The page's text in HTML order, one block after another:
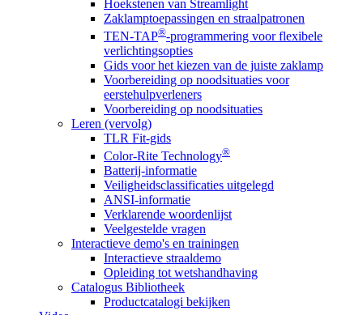
Hoekstenen van Streamlight
Zaklamptoepassingen en straalpatronen
TEN-TAP®-programmering voor flexibele
verlichtingsopties
Gids voor het kiezen van de juiste zaklamp
Voorbereiding op noodsituaties voor
eerstehulpverleners
Voorbereiding op noodsituaties
Leren (vervolg)
TLR Fit-gids
Color-Rite Technology®
Batterij-informatie
Veiligheidsclassificaties uitgelegd
ANSI-informatie
Verklarende woordenlijst
Veelgestelde vragen
Interactieve demo's en trainingen
Interactieve straaldemo
Opleiding tot wetshandhaving
Catalogus Bibliotheek
Productcatalogi bekijken